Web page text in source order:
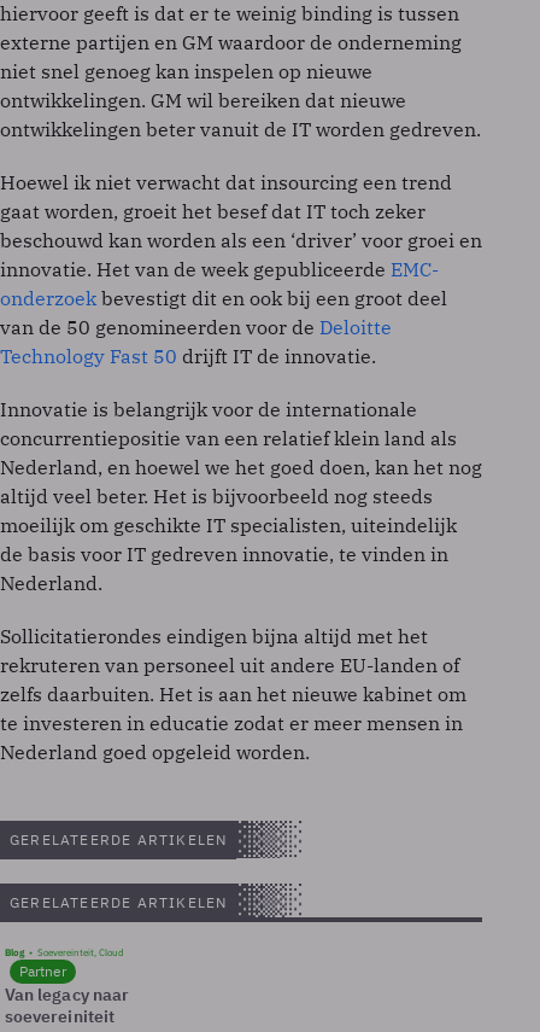
hiervoor geeft is dat er te weinig binding is tussen
externe partijen en GM waardoor de onderneming
niet snel genoeg kan inspelen op nieuwe
ontwikkelingen. GM wil bereiken dat nieuwe
ontwikkelingen beter vanuit de IT worden gedreven.
Hoewel ik niet verwacht dat insourcing een trend
gaat worden, groeit het besef dat IT toch zeker
beschouwd kan worden als een ‘driver’ voor groei en
innovatie. Het van de week gepubliceerde EMC-
onderzoek bevestigt dit en ook bij een groot deel
van de 50 genomineerden voor de Deloitte
Technology Fast 50 drijft IT de innovatie.
Innovatie is belangrijk voor de internationale
concurrentiepositie van een relatief klein land als
Nederland, en hoewel we het goed doen, kan het nog
altijd veel beter. Het is bijvoorbeeld nog steeds
moeilijk om geschikte IT specialisten, uiteindelijk
de basis voor IT gedreven innovatie, te vinden in
Nederland.
Sollicitatierondes eindigen bijna altijd met het
rekruteren van personeel uit andere EU-landen of
zelfs daarbuiten. Het is aan het nieuwe kabinet om
te investeren in educatie zodat er meer mensen in
Nederland goed opgeleid worden.
GERELATEERDE ARTIKELEN
GERELATEERDE ARTIKELEN
Blog Soevereinteit, Cloud
Partner
Van legacy naar
soevereiniteit